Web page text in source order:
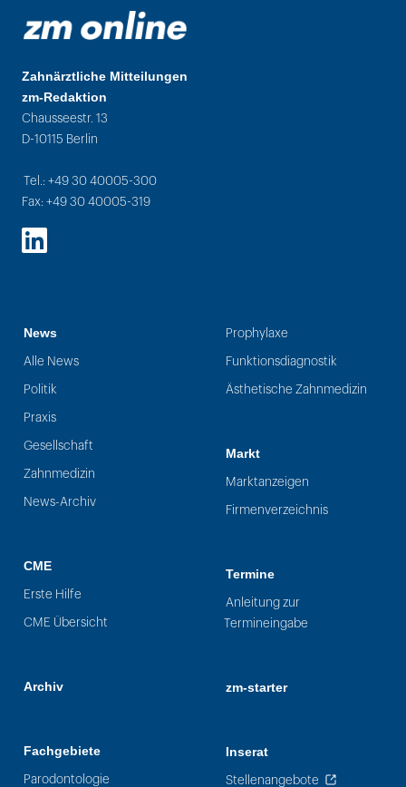
Zahnärztliche Mitteilungen
zm-Redaktion
Chausseestr. 13
D-10115 Berlin
Tel.: +49 30 40005-300
Fax: +49 30 40005-319
LinkedIn
News
Alle News
Politik
Praxis
Gesellschaft
Zahnmedizin
News-Archiv
CME
Erste Hilfe
CME Übersicht
Archiv
Fachgebiete
Parodontologie
Prophylaxe
Funktionsdiagnostik
Ästhetische Zahnmedizin
Markt
Marktanzeigen
Firmenverzeichnis
Termine
Anleitung zur
Termineingabe
zm-starter
Inserat
Stellenangebote